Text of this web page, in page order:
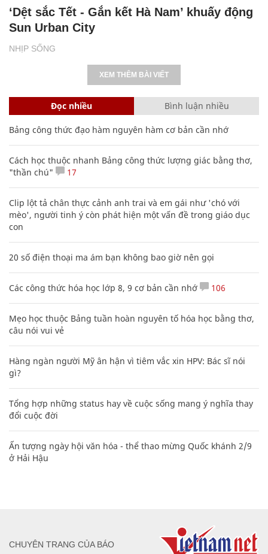
NHỊP SỐNG
‘Dệt sắc Tết - Gắn kết Hà Nam’ khuấy động
Sun Urban City
XEM THÊM BÀI VIẾT
Đọc nhiều Bình luận nhiều
Bảng công thức đạo hàm nguyên hàm cơ bản cần nhớ
Cách học thuộc nhanh Bảng công thức lượng giác bằng thơ,
"thần chú"
17
Clip lột tả chân thực cảnh anh trai và em gái như 'chó với
mèo', người tinh ý còn phát hiện một vấn đề trong giáo dục
con
20 số điện thoại ma ám bạn không bao giờ nên gọi
Các công thức hóa học lớp 8, 9 cơ bản cần nhớ 106
Mẹo học thuộc Bảng tuần hoàn nguyên tố hóa học bằng thơ,
câu nói vui vẻ
Hàng ngàn người Mỹ ân hận vì tiêm vắc xin HPV: Bác sĩ nói
gì?
Tổng hợp những status hay về cuộc sống mang ý nghĩa thay
đổi cuộc đời
Ấn tượng ngày hội văn hóa - thể thao mừng Quốc khánh 2/9
ở Hải Hậu
CHUYÊN TRANG CỦA BÁO